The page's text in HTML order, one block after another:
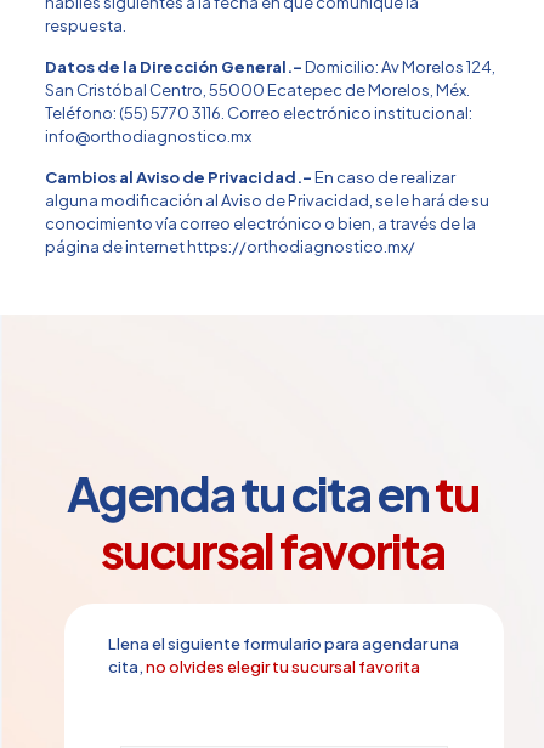
respuesta.
Datos de la Dirección General.-Domicilio: Av Morelos 124,
San Cristóbal Centro, 55000 Ecatepec de Morelos, Méx.
Teléfono: (55) 5770 3116 . Correo electrónico institucional:
info@orthodiagnostico.mx
Cambios al Aviso de Privacidad.-En caso de realizar
alguna modificación al Aviso de Privacidad, se le hará de su
conocimiento vía correo electrónico o bien, a través de la
página de internethttps://orthodiagnostico.mx/
Agenda tu cita entu
sucursal favorita
Llena el siguiente formulario para agendar una
cita,no olvides elegir tu sucursal favorita